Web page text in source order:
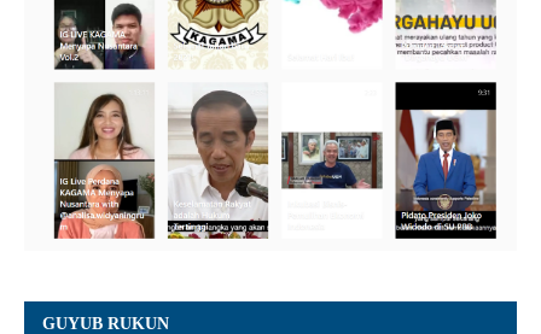
GUYUB RUKUN